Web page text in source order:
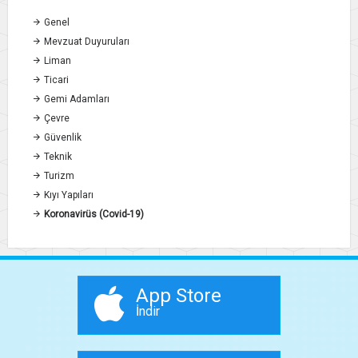
Genel
Mevzuat Duyuruları
Liman
Ticari
Gemi Adamları
Çevre
Güvenlik
Teknik
Turizm
Kıyı Yapıları
Koronavirüs (Covid-19)
App Store
İndir